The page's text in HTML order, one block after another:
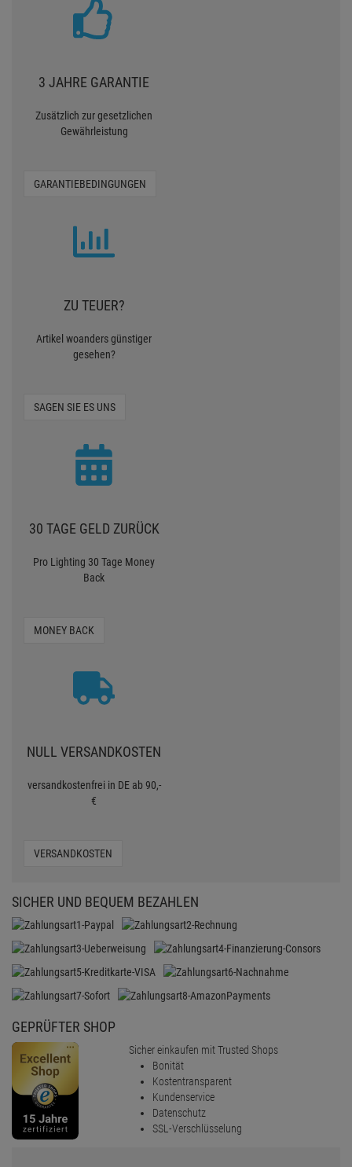
3 JAHRE GARANTIE
Zusätzlich zur gesetzlichen
Gewährleistung
GARANTIEBEDINGUNGEN
ZU TEUER?
Artikel woanders günstiger
gesehen?
SAGEN SIE ES UNS
30 TAGE GELD ZURÜCK
Pro Lighting 30 Tage Money
Back
MONEY BACK
NULL VERSANDKOSTEN
versandkostenfrei in DE ab 90,-
€
VERSANDKOSTEN
SICHER UND BEQUEM BEZAHLEN
GEPRÜFTER SHOP
Sicher einkaufen mit Trusted Shops
Bonität
Kostentransparent
Kundenservice
Datenschutz
SSL-Verschlüsselung